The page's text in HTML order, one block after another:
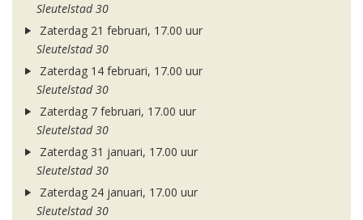
Sleutelstad 30
Zaterdag 21 februari, 17.00 uur
Sleutelstad 30
Zaterdag 14 februari, 17.00 uur
Sleutelstad 30
Zaterdag 7 februari, 17.00 uur
Sleutelstad 30
Zaterdag 31 januari, 17.00 uur
Sleutelstad 30
Zaterdag 24 januari, 17.00 uur
Sleutelstad 30